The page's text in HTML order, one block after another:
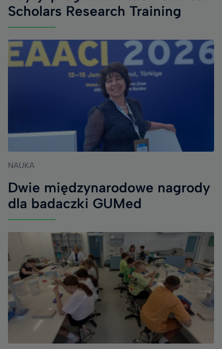
Scholars Research Training
NAUKA
Dwie międzynarodowe nagrody
dla badaczki GUMed